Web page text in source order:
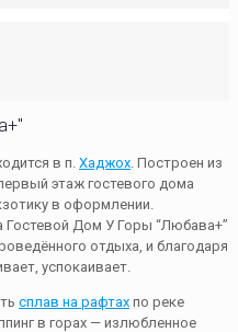
в п. Хаджох . Построен из
этаж гостевого дома
в оформлении.
Дом У Горы “Любава+”
отдыха, и благодаря
успокаивает.
сплав на рафтах по реке
в горах — излюбленное